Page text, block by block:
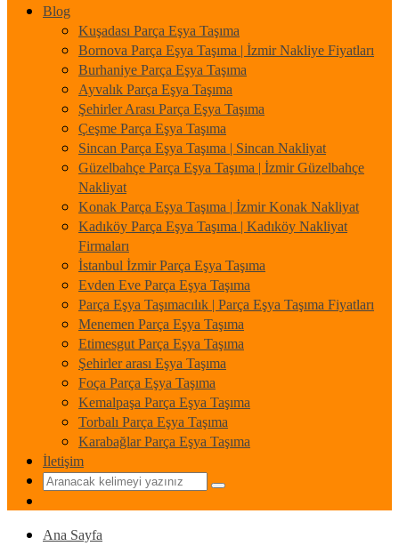
Blog
Kuşadası Parça Eşya Taşıma
Bornova Parça Eşya Taşıma | İzmir Nakliye Fiyatları
Burhaniye Parça Eşya Taşıma
Ayvalık Parça Eşya Taşıma
Şehirler Arası Parça Eşya Taşıma
Çeşme Parça Eşya Taşıma
Sincan Parça Eşya Taşıma | Sincan Nakliyat
Güzelbahçe Parça Eşya Taşıma | İzmir Güzelbahçe
Nakliyat
Konak Parça Eşya Taşıma | İzmir Konak Nakliyat
Kadıköy Parça Eşya Taşıma | Kadıköy Nakliyat
Firmaları
İstanbul İzmir Parça Eşya Taşıma
Evden Eve Parça Eşya Taşıma
Parça Eşya Taşımacılık | Parça Eşya Taşıma Fiyatları
Menemen Parça Eşya Taşıma
Etimesgut Parça Eşya Taşıma
Şehirler arası Eşya Taşıma
Foça Parça Eşya Taşıma
Kemalpaşa Parça Eşya Taşıma
Torbalı Parça Eşya Taşıma
Karabağlar Parça Eşya Taşıma
İletişim
Ana Sayfa